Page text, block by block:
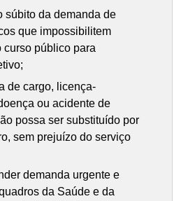
da demanda de
que impossibilitem
curso público para
cargo, licença-
ou acidente de
possa ser substituído por
sem prejuízo do serviço
demanda urgente e
da Saúde e da